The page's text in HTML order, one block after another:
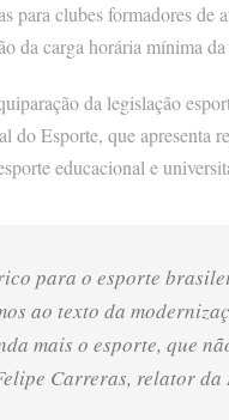
para clubes formadores
da carga horária mínima
da legislação
do Esporte, que apresenta
educacional e
para o esporte
ao texto da
mais o esporte, que
Carreras, relator da